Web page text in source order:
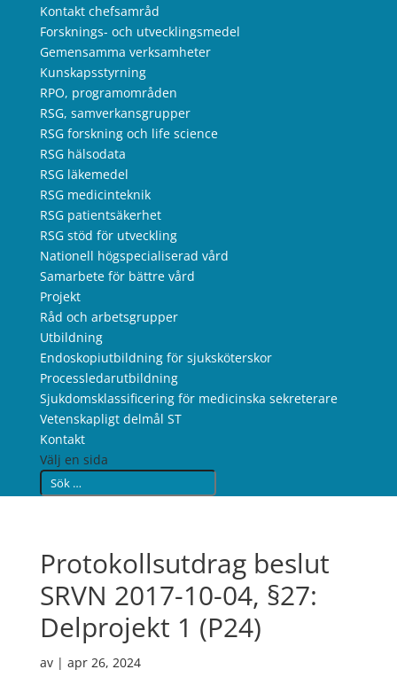
Kontakt chefsamråd
Forsknings- och utvecklingsmedel
Gemensamma verksamheter
Kunskapsstyrning
RPO, programområden
RSG, samverkansgrupper
RSG forskning och life science
RSG hälsodata
RSG läkemedel
RSG medicinteknik
RSG patientsäkerhet
RSG stöd för utveckling
Nationell högspecialiserad vård
Samarbete för bättre vård
Projekt
Råd och arbetsgrupper
Utbildning
Endoskopiutbildning för sjuksköterskor
Processledarutbildning
Sjukdomsklassificering för medicinska sekreterare
Vetenskapligt delmål ST
Kontakt
Välj en sida
Protokollsutdrag beslut
SRVN 2017-10-04, §27:
Delprojekt 1 (P24)
av | apr 26, 2024